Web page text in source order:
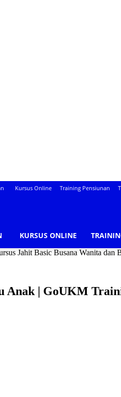
Kursus Online Training Pensiunan
KURSUS ONLINE
Jahit Basic Busana Wanita
Anak | GoUKM